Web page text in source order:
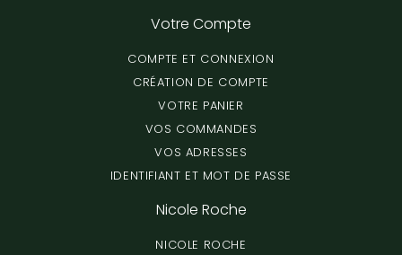
Votre Compte
COMPTE ET CONNEXION
CRÉATION DE COMPTE
VOTRE PANIER
VOS COMMANDES
VOS ADRESSES
IDENTIFIANT ET MOT DE PASSE
Nicole Roche
NICOLE ROCHE